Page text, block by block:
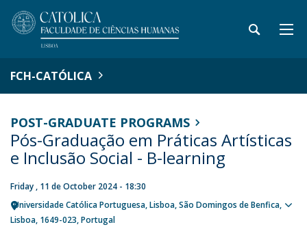
FCH-CATÓLICA
POST-GRADUATE PROGRAMS
Pós-Graduação em Práticas Artísticas
e Inclusão Social - B-learning
Friday , 11 de October 2024 - 18:30
Universidade Católica Portuguesa Lisboa São Domingos de Benfica,
Lisboa 1649-023 Portugal